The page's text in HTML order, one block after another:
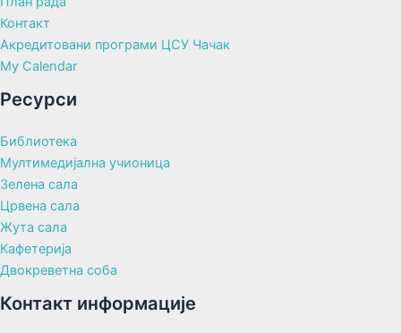
Контакт
Акредитовани програми ЦСУ Чачак
My Calendar
Ресурси
Библиотека
Мултимедијална учионица
Зелена сала
Црвена сала
Жута сала
Кафетерија
Двокреветна соба
Контакт информације